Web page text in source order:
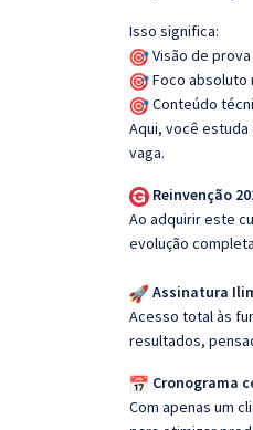
Isso significa:
Visão de prova
Foco absoluto
Conteúdo
Aqui, você estuda
vaga.
Reinvenção
Ao adquirir este
evolução
Assinatura
Acesso total às
resultados,
Cronograma
Com apenas um